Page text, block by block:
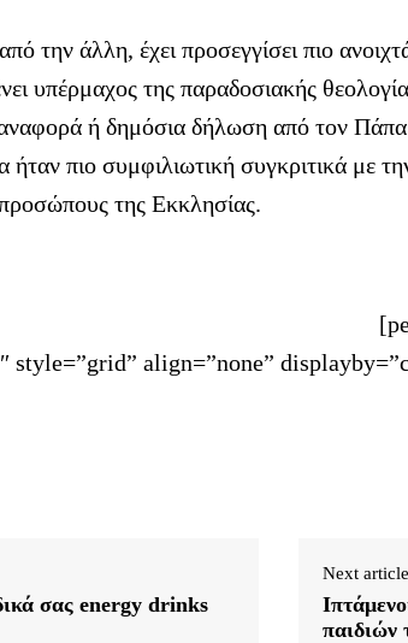
την άλλη, έχει προσεγγίσει πιο
υπέρμαχος της παραδοσιακής
ή δημόσια δήλωση από τον
πιο συμφιλιωτική συγκριτικά με
της Εκκλησίας.
align=”none”
σας energy drinks
Next article